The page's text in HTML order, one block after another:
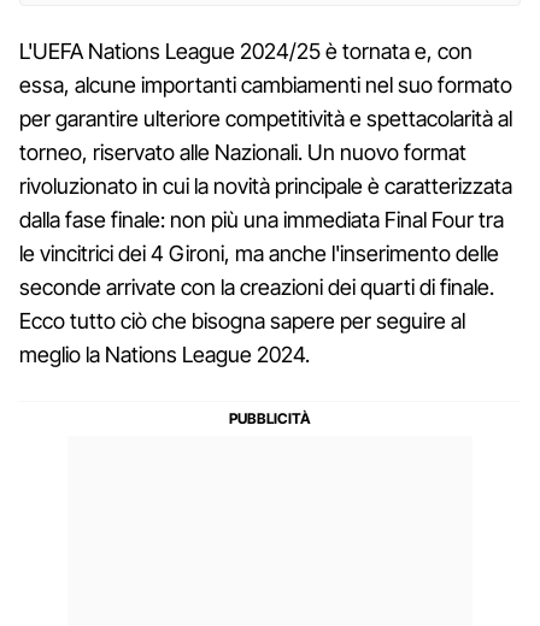
L'UEFA Nations League 2024/25 è tornata e, con
essa, alcune importanti cambiamenti nel suo formato
per garantire ulteriore competitività e spettacolarità al
torneo, riservato alle Nazionali. Un nuovo format
rivoluzionato in cui la novità principale è caratterizzata
dalla fase finale: non più una immediata Final Four tra
le vincitrici dei 4 Gironi, ma anche l'inserimento delle
seconde arrivate con la creazioni dei quarti di finale.
Ecco tutto ciò che bisogna sapere per seguire al
meglio la Nations League 2024.